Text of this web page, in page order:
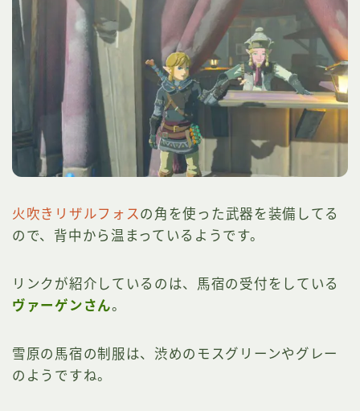
火吹きリザルフォス の角を使った武器を装備してる
ので、背中から温まっているようです。
リンクが紹介しているのは、馬宿の受付をしている
ヴァーゲンさん。
雪原の馬宿の制服は、渋めのモスグリーンやグレー
のようですね。